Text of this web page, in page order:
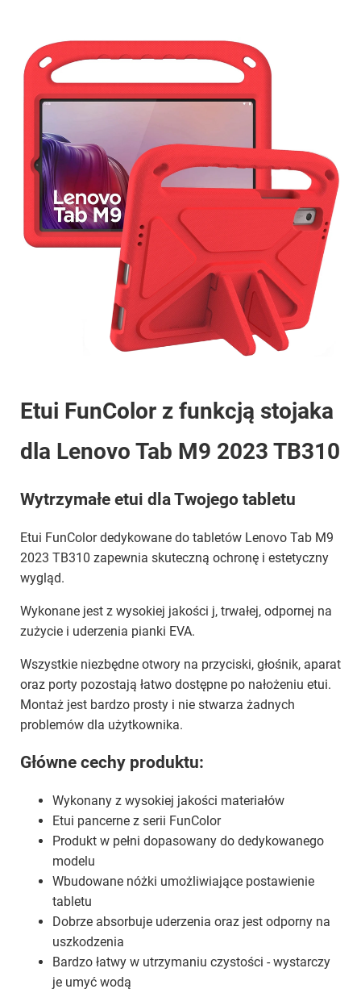
Etui FunColor z funkcją stojaka
dla Lenovo Tab M9 2023 TB310
Wytrzymałe etui dla Twojego tabletu
Etui FunColor dedykowane do tabletów Lenovo Tab M9
2023 TB310 zapewnia skuteczną ochronę i estetyczny
wygląd.
Wykonane jest z wysokiej jakości j, trwałej, odpornej na
zużycie i uderzenia pianki EVA.
Wszystkie niezbędne otwory na przyciski, głośnik, aparat
oraz porty pozostają łatwo dostępne po nałożeniu etui.
Montaż jest bardzo prosty i nie stwarza żadnych
problemów dla użytkownika.
Główne cechy produktu:
Wykonany z wysokiej jakości materiałów
Etui pancerne z serii FunColor
Produkt w pełni dopasowany do dedykowanego
modelu
Wbudowane nóżki umożliwiające postawienie
tabletu
Dobrze absorbuje uderzenia oraz jest odporny na
uszkodzenia
Bardzo łatwy w utrzymaniu czystości - wystarczy
je umyć wodą